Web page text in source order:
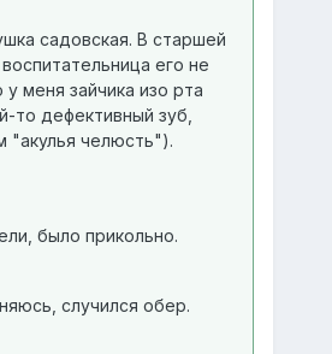
садовская. В старшей
его не
меня зайчика изо рта
то дефективный зуб,
"акулья челюсть").
было прикольно.
случился обер.